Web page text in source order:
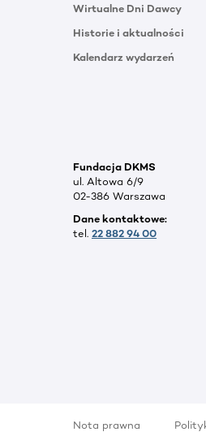
Wirtualne Dni Dawcy
Historie i aktualności
Kalendarz wydarzeń
Fundacja DKMS
ul. Altowa 6/9
02-386 Warszawa
Dane kontaktowe:
tel. 22 882 94 00
Nota prawna